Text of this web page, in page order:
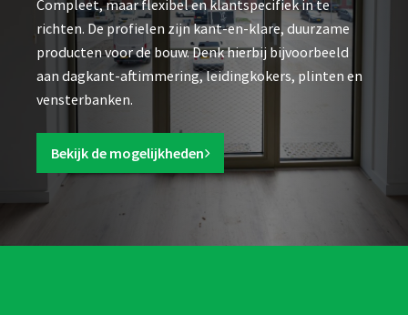
Compleet, maar flexibel en klantspecifiek in te
richten. De profielen zijn kant-en-klare, duurzame
producten voor de bouw. Denk hierbij bijvoorbeeld
aan dagkant-aftimmering, leidingkokers, plinten en
vensterbanken.
Bekijk de mogelijkheden